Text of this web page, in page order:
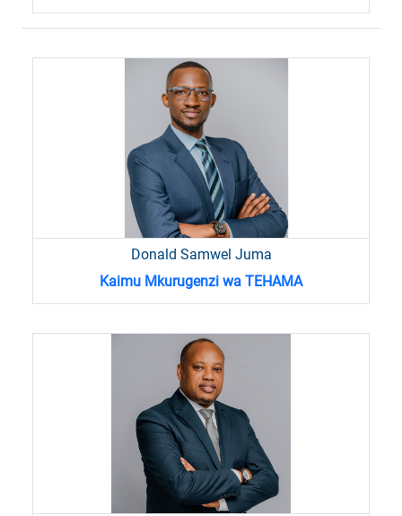
Donald Samwel Juma
Kaimu Mkurugenzi wa TEHAMA